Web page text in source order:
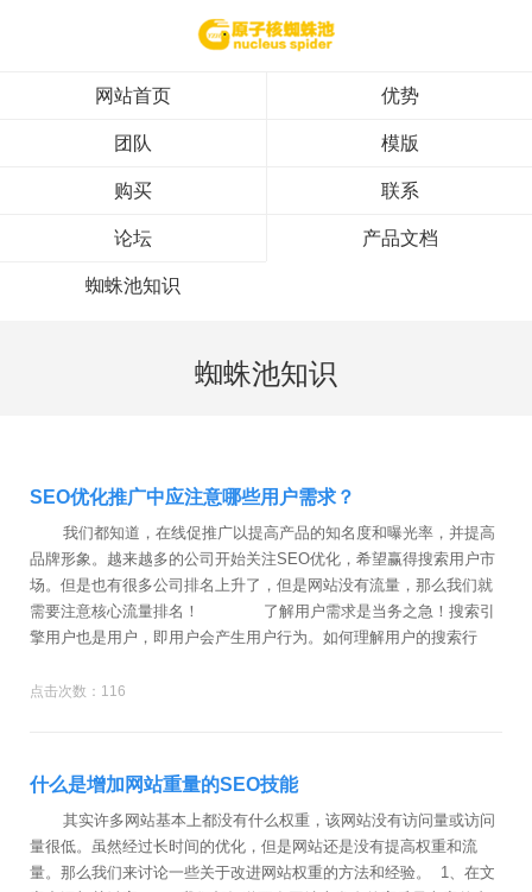
网站首页 优势
团队 模版
购买 联系
论坛 产品文档
蜘蛛池知识
蜘蛛池知识
SEO优化推广中应注意哪些用户需求？
我们都知道，在线促推广以提高产品的知名度和曝光率，并提高
品牌形象。越来越多的公司开始关注SEO优化，希望赢得搜索用户市
场。但是也有很多公司排名上升了，但是网站没有流量，那么我们就
需要注意核心流量排名！ 了解用户需求是当务之急！搜索引
擎用户也是用户，即用户会产生用户行为。如何理解用户的搜索行
点击次数：116
什么是增加网站重量的SEO技能
其实许多网站基本上都没有什么权重，该网站没有访问量或访问
量很低。虽然经过长时间的优化，但是网站还是没有提高权重和流
量。那么我们来讨论一些关于改进网站权重的方法和经验。 1、在文